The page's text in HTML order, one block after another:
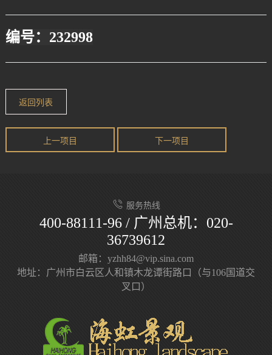
编号：232998
返回列表
上一项目 下一项目
服务热线
400-88111-96 / 广州总机：020-
36739612
邮箱：yzhh84@vip.sina.com
地址：广州市白云区人和镇木龙谭街路口（与106国道交
叉口）